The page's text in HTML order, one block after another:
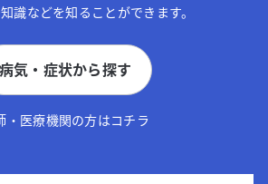
識などを知ることができます。
病気・症状から探す
・医療機関の方はコチラ